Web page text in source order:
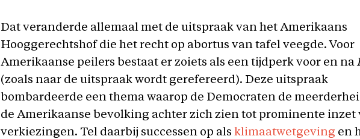
Dat veranderde allemaal met de uitspraak van het Amerikaans
Hooggerechtshof die het recht op abortus van tafel veegde. Voor
Amerikaanse peilers bestaat er zoiets als een tijdperk voor en na
(zoals naar de uitspraak wordt gerefereerd). Deze uitspraak
bombardeerde een thema waarop de Democraten de
de Amerikaanse bevolking achter zich zien tot prominente inzet
verkiezingen. Tel daarbij successen op als klimaatwetgeving en